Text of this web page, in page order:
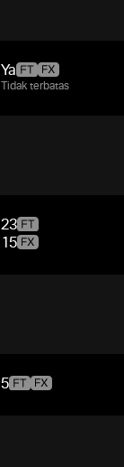
Ya
Tidak terbatas
23
15
5